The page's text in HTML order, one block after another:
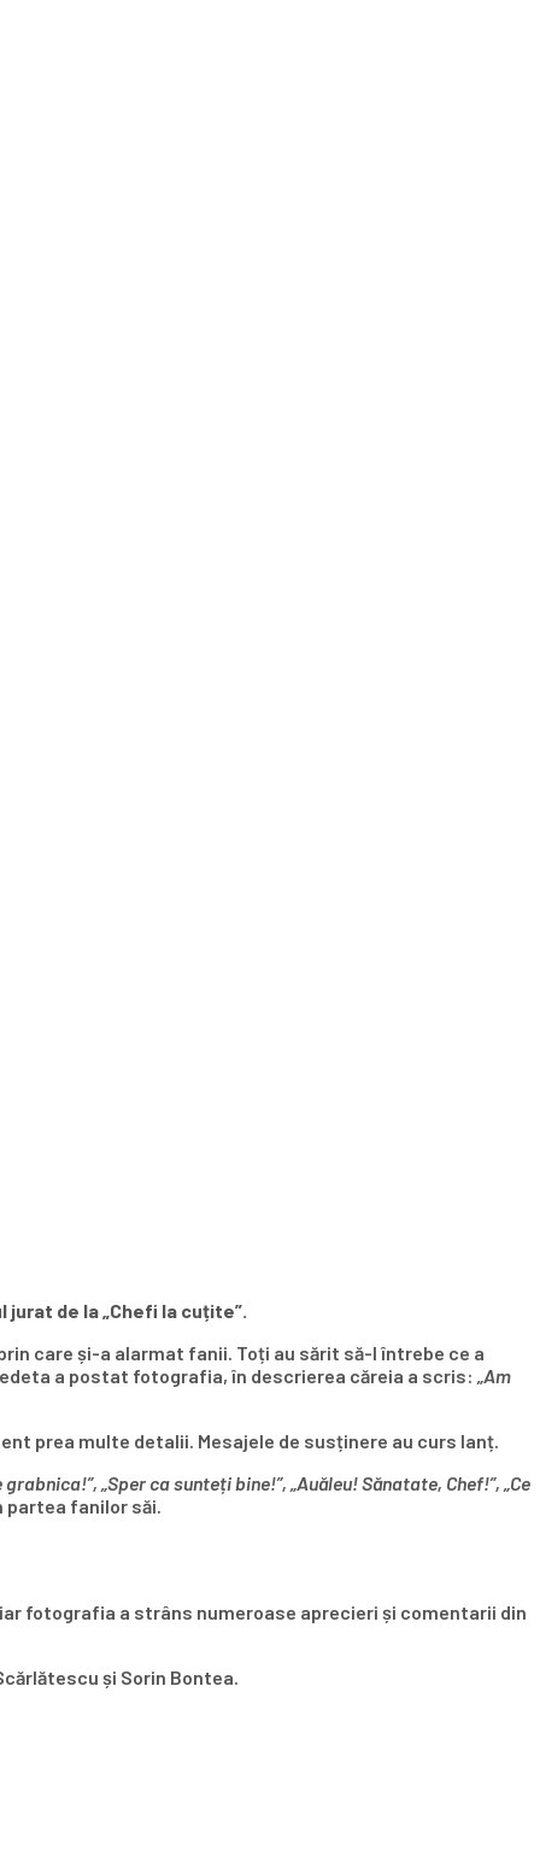
de la „Chefi la cuțite”.
care și-a alarmat fanii. Toți au sărit să-l întrebe ce a
a postat fotografia, în descrierea căreia a scris: „Am
prea multe detalii. Mesajele de susținere au curs lanț.
„Sper ca sunteți bine!”, „Auăleu! Sănatate, Chef!”, „Ce
partea fanilor săi.
fotografia a strâns numeroase aprecieri și comentarii din
și Sorin Bontea.